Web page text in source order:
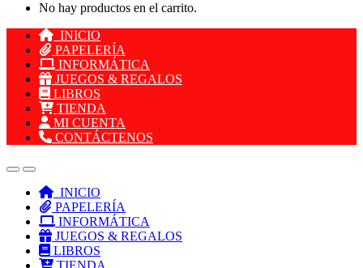
No hay productos en el carrito.
INICIO
PAPELERÍA
INFORMÁTICA
JUEGOS & REGALOS
LIBROS
TIENDA
MI CUENTA
CONTÁCTENOS
INICIO
PAPELERÍA
INFORMÁTICA
JUEGOS & REGALOS
LIBROS
TIENDA